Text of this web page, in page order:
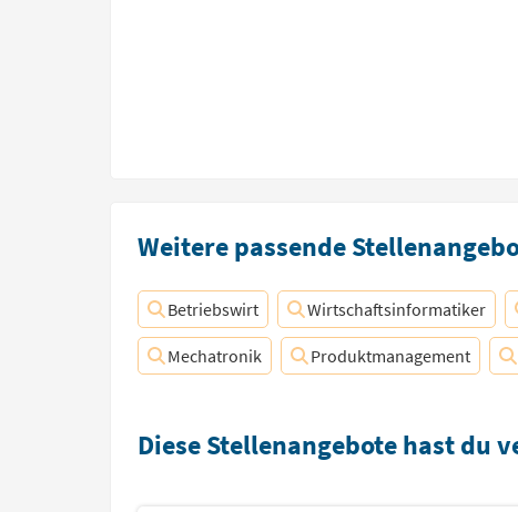
Weitere passende
Betriebswirt Wirtschaftsinformatiker
Mechatronik Produktmanagement
Diese Stellenangebote hast du